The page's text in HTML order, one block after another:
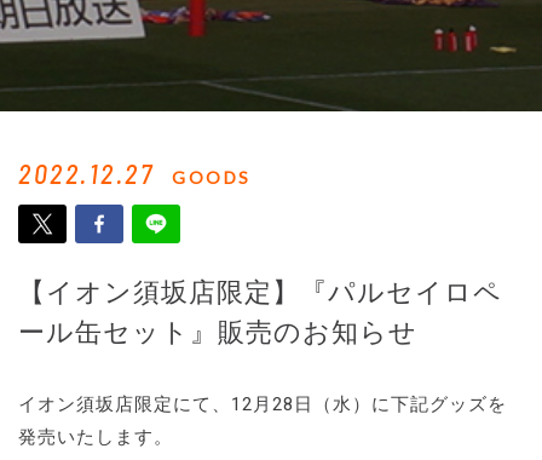
2022.12.27 GOODS
【イオン須坂店限定】『パルセイロペ
ール缶セット』販売のお知らせ
イオン須坂店限定にて、12月28日（水）に下記グッズを
発売いたします。